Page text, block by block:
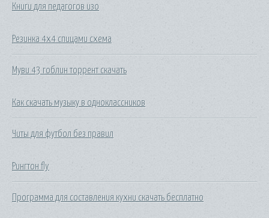
Книги для педагогов изо
Резинка 4х4 спицами схема
Муви 43 гоблин торрент скачать
Как скачать музыку в одноклассников
Читы для футбол без правил
Рингтон fly
Программа для составления кухни скачать бесплатно